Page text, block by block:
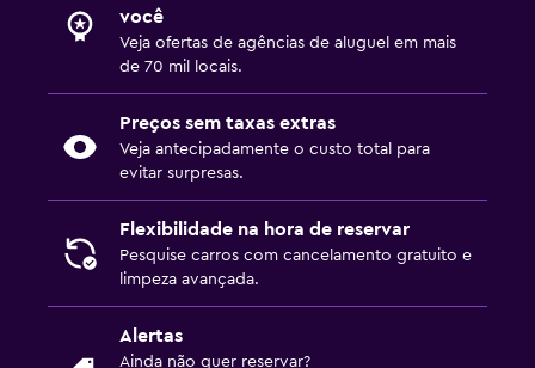
você
Veja ofertas de agências de aluguel em mais
de 70 mil locais.
Preços sem taxas extras
Veja antecipadamente o custo total para
evitar surpresas.
Flexibilidade na hora de reservar
Pesquise carros com cancelamento gratuito e
limpeza avançada.
Alertas
Ainda não quer reservar?